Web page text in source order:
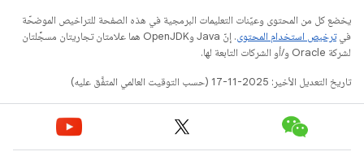
يخضع كل من المحتوى وعيّنات التعليمات البرمجية في هذه الصفحة للتراخيص الموضحّة
فيترخيص استخدام المحتوى
. إنّ Java وOpenJDK هما علامتان تجاريتان مسجَّلتان
لشركة Oracle و/أو الشركات التابعة لها.
تاريخ التعديل الأخير: 2025-11-17 (حسب التوقيت العالمي المتفَّق عليه)